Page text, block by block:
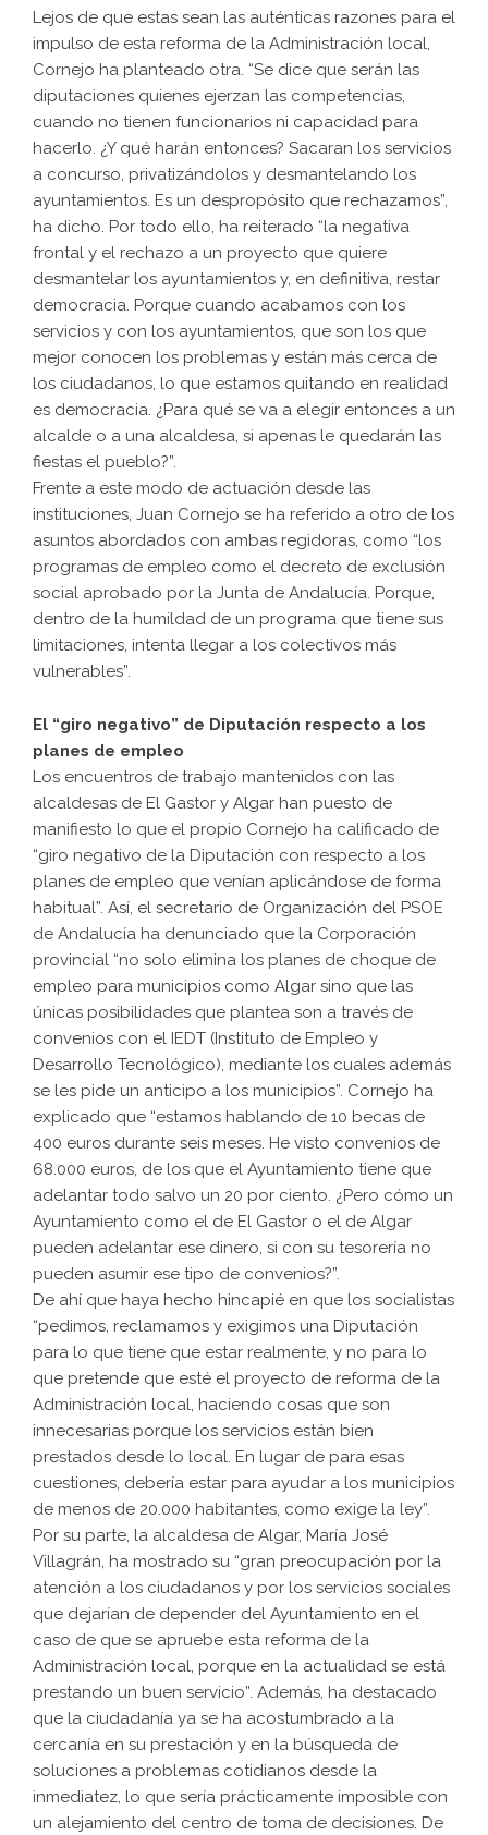
Lejos de que estas sean las auténticas razones para el
impulso de esta reforma de la Administración local,
Cornejo ha planteado otra. “Se dice que serán las
diputaciones quienes ejerzan las competencias,
cuando no tienen funcionarios ni capacidad para
hacerlo. ¿Y qué harán entonces? Sacaran los servicios
a concurso, privatizándolos y desmantelando los
ayuntamientos. Es un despropósito que rechazamos”,
ha dicho. Por todo ello, ha reiterado “la negativa
frontal y el rechazo a un proyecto que quiere
desmantelar los ayuntamientos y, en definitiva, restar
democracia. Porque cuando acabamos con los
servicios y con los ayuntamientos, que son los que
mejor conocen los problemas y están más cerca de
los ciudadanos, lo que estamos quitando en realidad
es democracia. ¿Para qué se va a elegir entonces a un
alcalde o a una alcaldesa, si apenas le quedarán las
fiestas el pueblo?”.
Frente a este modo de actuación desde las
instituciones, Juan Cornejo se ha referido a otro de los
asuntos abordados con ambas regidoras, como “los
programas de empleo como el decreto de exclusión
social aprobado por la Junta de Andalucía. Porque,
dentro de la humildad de un programa que tiene sus
limitaciones, intenta llegar a los colectivos más
vulnerables”.
El “giro negativo” de Diputación respecto a los
planes de empleo
Los encuentros de trabajo mantenidos con las
alcaldesas de El Gastor y Algar han puesto de
manifiesto lo que el propio Cornejo ha calificado de
“giro negativo de la Diputación con respecto a los
planes de empleo que venían aplicándose de forma
habitual”. Así, el secretario de Organización del PSOE
de Andalucía ha denunciado que la Corporación
provincial “no solo elimina los planes de choque de
empleo para municipios como Algar sino que las
únicas posibilidades que plantea son a través de
convenios con el IEDT (Instituto de Empleo y
Desarrollo Tecnológico), mediante los cuales además
se les pide un anticipo a los municipios”. Cornejo ha
explicado que “estamos hablando de 10 becas de
400 euros durante seis meses. He visto convenios de
68.000 euros, de los que el Ayuntamiento tiene que
adelantar todo salvo un 20 por ciento. ¿Pero cómo un
Ayuntamiento como el de El Gastor o el de Algar
pueden adelantar ese dinero, si con su tesorería no
pueden asumir ese tipo de convenios?”.
De ahí que haya hecho hincapié en que los socialistas
“pedimos, reclamamos y exigimos una Diputación
para lo que tiene que estar realmente, y no para lo
que pretende que esté el proyecto de reforma de la
Administración local, haciendo cosas que son
innecesarias porque los servicios están bien
prestados desde lo local. En lugar de para esas
cuestiones, debería estar para ayudar a los municipios
de menos de 20.000 habitantes, como exige la ley”.
Por su parte, la alcaldesa de Algar, María José
Villagrán, ha mostrado su “gran preocupación por la
atención a los ciudadanos y por los servicios sociales
que dejarían de depender del Ayuntamiento en el
caso de que se apruebe esta reforma de la
Administración local, porque en la actualidad se está
prestando un buen servicio”. Además, ha destacado
que la ciudadanía ya se ha acostumbrado a la
cercanía en su prestación y en la búsqueda de
soluciones a problemas cotidianos desde la
inmediatez, lo que sería prácticamente imposible con
un alejamiento del centro de toma de decisiones. De